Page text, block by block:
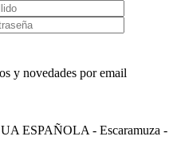
y novedades por email